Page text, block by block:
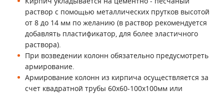
раствор с помощью металлических прутков высотой
от 8 до 14 мм по желанию (в раствор рекомендуется
добавлять пластификатор, для более эластичного
раствора).
При возведении колонн обязательно предусмотреть
армирование.
Армирование колонн из кирпича осуществляется за
счет квадратной трубы 60х60-100х100мм или